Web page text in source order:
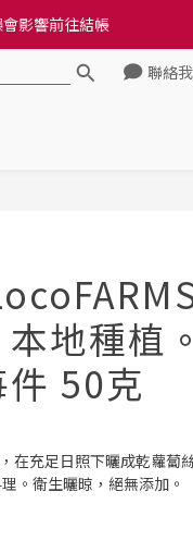
影響前往結帳
影響前往結帳
影響前往結帳
聯絡
地種植
50克
在充足日照下曬成乾蘿蔔
。衛生曬晾，絕無添加。